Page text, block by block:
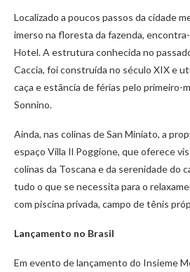
Localizado a poucos passos da cidade
imerso na floresta da fazenda,
Hotel. A estrutura conhecida no
Caccia, foi construída no século XIX e
caça e estância de férias pelo primeiro-
Sonnino.
Ainda, nas colinas de San Miniato, a
espaço Villa Il Poggione, que oferece
colinas da Toscana e da serenidade do
tudo o que se necessita para o
com piscina privada, campo de tênis
Lançamento no Brasil
Em evento de lançamento do Insieme